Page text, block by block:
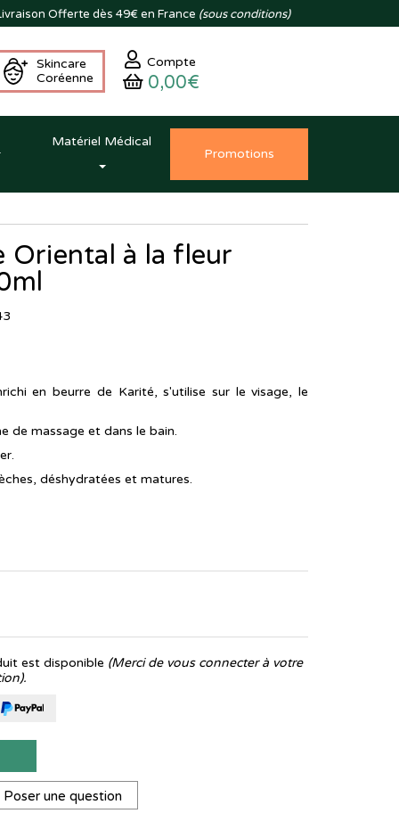
Offerte dès 49€ en France (sous conditions)
Skincare
Coréenne
Compte
0,00€
Matériel Médical
Promotions
Oriental à la fleur
en beurre de Karité, s'utilise sur le visage, le
de massage et dans le bain.
déshydratées et matures.
est disponible (Merci de vous connecter à votre
Poser une question